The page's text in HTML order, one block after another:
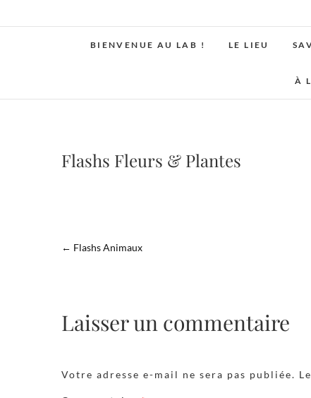
BIENVENUE AU LAB ! LE LIEU
À
Flashs Fleurs & Plantes
← Flashs Animaux
Laisser un commentaire
Votre adresse e-mail ne sera pas publiée.